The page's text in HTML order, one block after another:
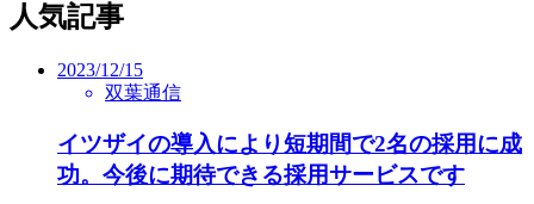
人気記事
2023/12/15
双葉通信
イツザイの導入により短期間で2名の採用に成
功。今後に期待できる採用サービスです